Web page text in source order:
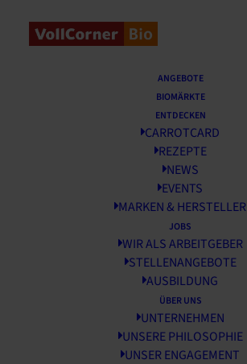
ANGEBOTE
BIOMÄRKTE
ENTDECKEN
CARROTCARD
REZEPTE
NEWS
EVENTS
MARKEN & HERSTELLER
JOBS
WIR ALS ARBEITGEBER
STELLENANGEBOTE
AUSBILDUNG
ÜBER UNS
UNTERNEHMEN
UNSERE PHILOSOPHIE
UNSER ENGAGEMENT
Vielfalt erhalten!
Vielfalt erhalten!